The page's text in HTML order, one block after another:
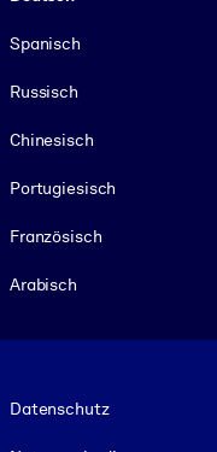
Spanisch
Russisch
Chinesisch
Portugiesisch
Französisch
Arabisch
Datenschutz